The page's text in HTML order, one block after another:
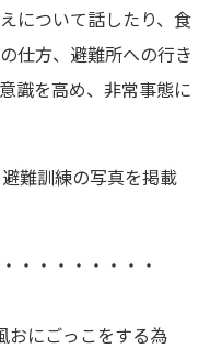
について話したり、食
仕方、避難所への行き
識を高め、非常事態に
難訓練の写真を掲載
・・・・・・・・
おにごっこをする為